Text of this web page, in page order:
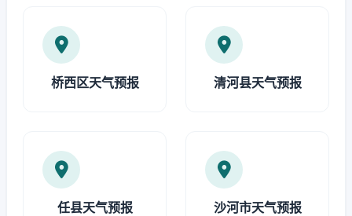
桥西区天气预报 清河县天气预报
任县天气预报 沙河市天气预报